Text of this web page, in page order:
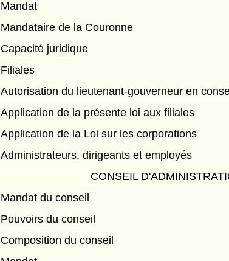
Mandat
Mandataire de la Couronne
Capacité juridique
Filiales
Autorisation du lieutenant-gouverneur en
Application de la présente loi aux filiales
Application de la Loi sur les corporations
Administrateurs, dirigeants et employés
CONSEIL
Mandat du conseil
Pouvoirs du conseil
Composition du conseil